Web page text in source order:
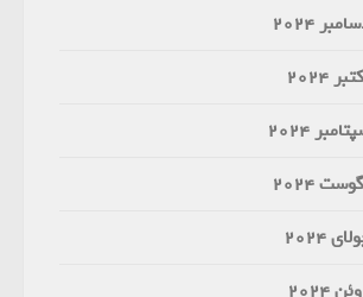
2024
2024
2024
2024
2024
2024